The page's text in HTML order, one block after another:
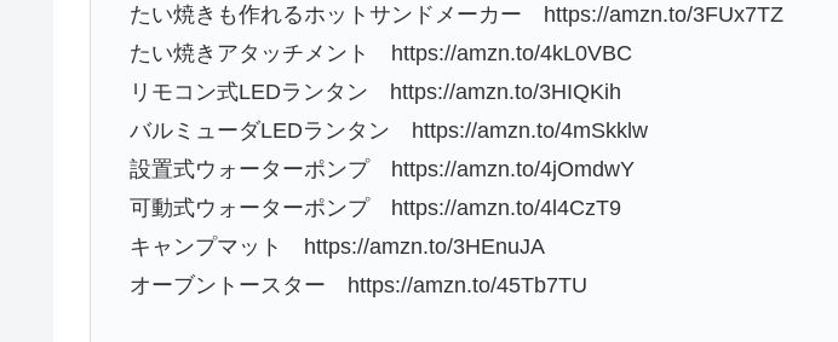
たい焼きも作れるホットサンドメーカー https://amzn.to/3FUx7TZ
たい焼きアタッチメント https://amzn.to/4kL0VBC
リモコン式LEDランタン https://amzn.to/3HIQKih
バルミューダLEDランタン https://amzn.to/4mSkklw
設置式ウォーターポンプ https://amzn.to/4jOmdwY
可動式ウォーターポンプ https://amzn.to/4l4CzT9
キャンプマット https://amzn.to/3HEnuJA
オーブントースター https://amzn.to/45Tb7TU